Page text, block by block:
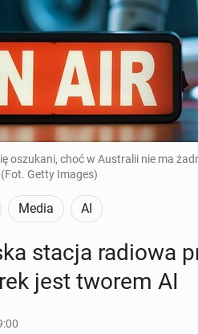
oszukani, choć w Australii nie ma
Getty Images)
Media AI
stacja radiowa
jest tworem AI